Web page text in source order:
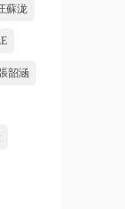
蘇泷
韶涵